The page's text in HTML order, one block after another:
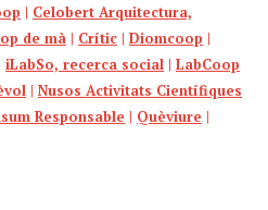
| Celobert Arquitectura,
de mà | Crític | Diomcoop |
iLabSo, recerca social | LabCoop
| Nusos Activitats Científiques
Responsable | Quèviure |